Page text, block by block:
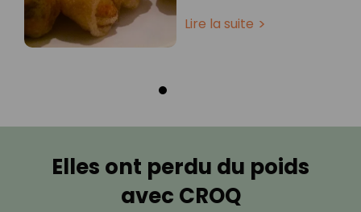
Lire la suite
Elles ont perdu du poids
avec CROQ